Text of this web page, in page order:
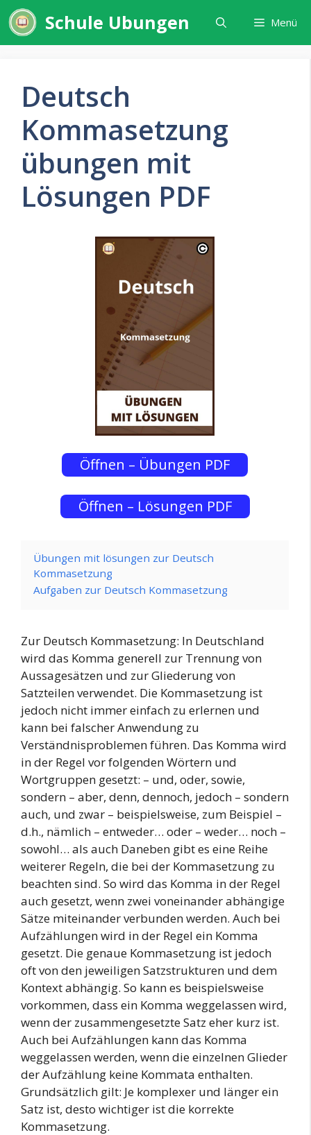
Zum
Inhalt
springen
Schule Ubungen Menü
Deutsch
Kommasetzung
übungen mit
Lösungen PDF
Öffnen – Übungen PDF
Öffnen – Lösungen PDF
Übungen mit lösungen zur Deutsch
Kommasetzung
Aufgaben zur Deutsch Kommasetzung
Zur Deutsch Kommasetzung: In Deutschland
wird das Komma generell zur Trennung von
Aussagesätzen und zur Gliederung von
Satzteilen verwendet. Die Kommasetzung ist
jedoch nicht immer einfach zu erlernen und
kann bei falscher Anwendung zu
Verständnisproblemen führen. Das Komma wird
in der Regel vor folgenden Wörtern und
Wortgruppen gesetzt: – und, oder, sowie,
sondern – aber, denn, dennoch, jedoch – sondern
auch, und zwar – beispielsweise, zum Beispiel –
d.h., nämlich – entweder… oder – weder… noch –
sowohl… als auch Daneben gibt es eine Reihe
weiterer Regeln, die bei der Kommasetzung zu
beachten sind. So wird das Komma in der Regel
auch gesetzt, wenn zwei voneinander abhängige
Sätze miteinander verbunden werden. Auch bei
Aufzählungen wird in der Regel ein Komma
gesetzt. Die genaue Kommasetzung ist jedoch
oft von den jeweiligen Satzstrukturen und dem
Kontext abhängig. So kann es beispielsweise
vorkommen, dass ein Komma weggelassen wird,
wenn der zusammengesetzte Satz eher kurz ist.
Auch bei Aufzählungen kann das Komma
weggelassen werden, wenn die einzelnen Glieder
der Aufzählung keine Kommata enthalten.
Grundsätzlich gilt: Je komplexer und länger ein
Satz ist, desto wichtiger ist die korrekte
Kommasetzung.